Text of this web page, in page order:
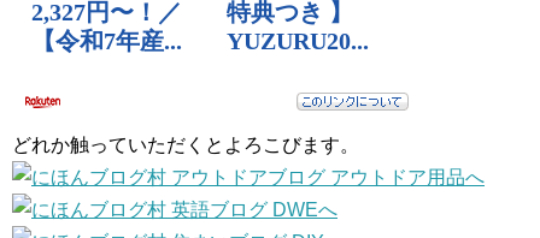
どれか触っていただくとよろこびます。